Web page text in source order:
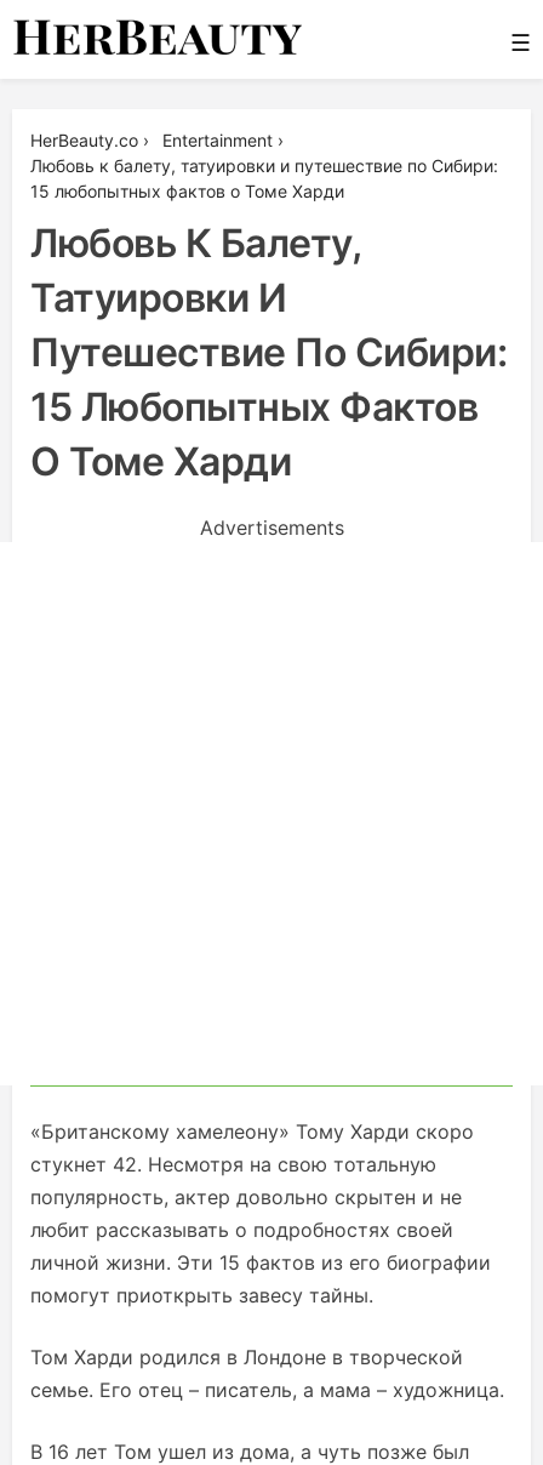
Skip
☰
HerBeauty.co › Entertainment ›
Любовь к балету, татуировки и путешествие по Сибири:
15 любопытных фактов о Томе Харди
Любовь К Балету,
Татуировки И
Путешествие По Сибири:
15 Любопытных Фактов
О Томе Харди
Advertisements
«Британскому хамелеону» Тому Харди скоро
стукнет 42. Несмотря на свою тотальную
популярность, актер довольно скрытен и не
любит рассказывать о подробностях своей
личной жизни. Эти 15 фактов из его биографии
помогут приоткрыть завесу тайны.
Том Харди родился в Лондоне в творческой
семье. Его отец – писатель, а мама – художница.
В 16 лет Том ушел из дома, а чуть позже был